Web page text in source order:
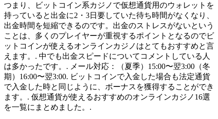
つまり、ビットコイン系カジノで仮想通貨用のウォレットを
持っていると出金に2・3日要していた待ち時間がなくなり、
出金時間を短縮できるのです。出金のストレスがないという
ことは、多くのプレイヤーが重視するポイントとなるのでビ
ットコインが使えるオンラインカジノはとてもおすすめと言
えます。. 中でも出金スピードについてコメントしている人
は多かったです。. メール対応：（夏季）15:00〜翌3:00（冬
期）16:00〜翌3:00. ビットコインで入金した場合も法定通貨
で入金した時と同じように、ボーナスを獲得することができ
ます。. 仮想通貨が使えるおすすめのオンラインカジノ16選
を一覧にまとめました。.